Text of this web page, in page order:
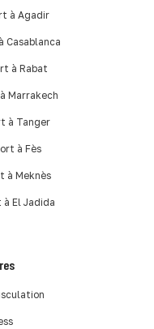
à Agadir
Casablanca
à Rabat
Marrakech
à Tanger
à Fès
à Meknès
El Jadida